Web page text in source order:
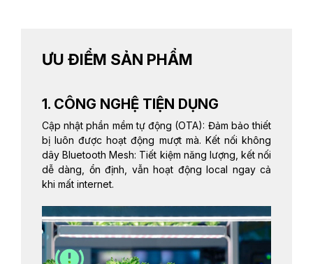
ƯU ĐIỂM SẢN PHẨM
1. CÔNG NGHỆ TIỆN DỤNG
Cập nhật phần mềm tự động (OTA): Đảm bảo thiết
bị luôn được hoạt động mượt mà. Kết nối không
dây Bluetooth Mesh: Tiết kiệm năng lượng, kết nối
dễ dàng, ổn định, vẫn hoạt động local ngay cả
khi mất internet.